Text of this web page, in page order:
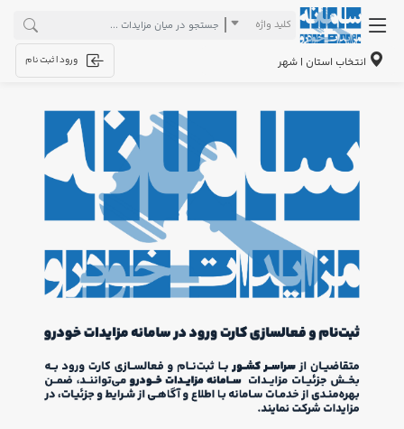
کلید واژه
انتخاب استان | شهر ورود | ثبت نام